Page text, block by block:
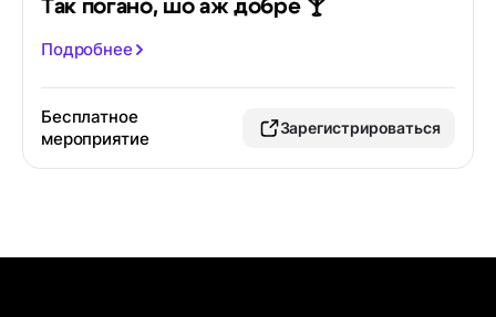
Так погано, шо аж добре 🍸
Подробнее
Бесплатное
мероприятие
Зарегистрироваться